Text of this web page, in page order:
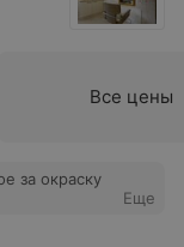
Все цены
за окраску
Еще